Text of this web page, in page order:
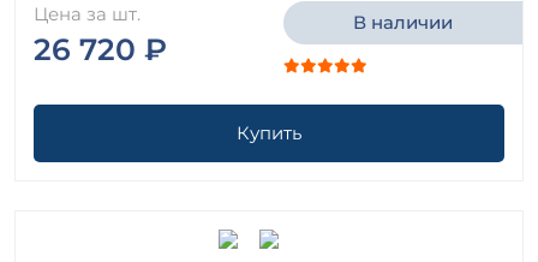
Цена за шт.
26 720 ₽
В наличии
Купить